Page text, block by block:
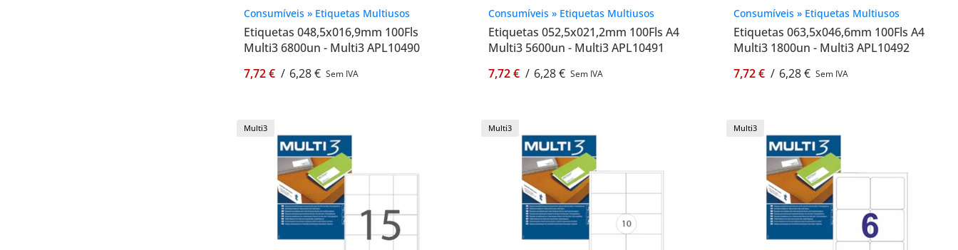
Consumíveis » Etiquetas Multiusos
Etiquetas 048,5x016,9mm 100Fls
Multi3 6800un - Multi3 APL10490
7,72 € / 6,28 € Sem IVA
Consumíveis » Etiquetas Multiusos
Etiquetas 052,5x021,2mm 100Fls A4
Multi3 5600un - Multi3 APL10491
7,72 € / 6,28 € Sem IVA
Consumíveis » Etiquetas Multiusos
Etiquetas 063,5x046,6mm 100Fls A4
Multi3 1800un - Multi3 APL10492
7,72 € / 6,28 € Sem IVA
Multi3 Multi3 Multi3